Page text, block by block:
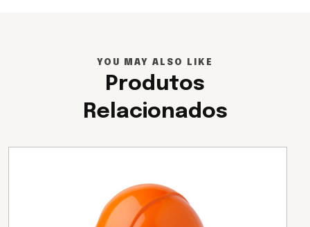
YOU MAY ALSO LIKE
Produtos
Relacionados